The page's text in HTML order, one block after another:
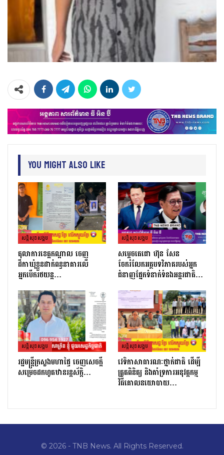
You Might Also Like
សន្តិសុខសង្គម
តុលាការខេត្តកណ្ដាល ចេញ
ដីកាឃុំខ្លួនដាក់ពន្ធនាគារលើ
អ្នកបើករថយន្ត…
សន្តិសុខសង្គម
សម្តេចតេជោ ហ៊ុន សែន
ចែករំលែកអត្ថបទវិភាគរបស់អ្នក
ជំនាញផ្នែកទំនាក់ទំនងអន្តរជាតិ…
សន្តិសុខសង្គម
រដ្ឋមន្ដ្រីក្រសួងមហាផ្ទៃ ចេញសេចក្តី
សម្រេចដកហូតឋានរន្តស័ក្តិ…
សន្តិសុខសង្គម
វេទិកាសាធារណៈថ្នាក់ជាតិ ដើម្បី
ត្រួតពិនិត្យ និងគាំទ្រការអនុវត្តកម្ម
វិធីគោលនយោបាយ…
© 2026 - TNB News. All Rights Reserved.